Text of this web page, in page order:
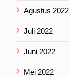
Agustus 2022
Juli 2022
Juni 2022
Mei 2022